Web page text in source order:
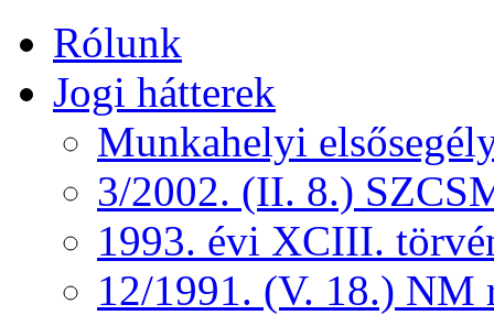
Rólunk
Jogi hátterek
Munkahelyi
3/2002. (II. 8.)
1993. évi XCIII.
12/1991. (V. 18.) NM